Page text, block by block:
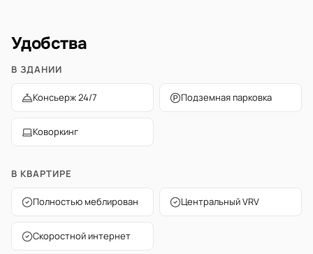
Удобства
В ЗДАНИИ
Консьерж 24/7 Подземная парковка
Коворкинг
В КВАРТИРЕ
Полностью меблирован Центральный VRV
Скоростной интернет